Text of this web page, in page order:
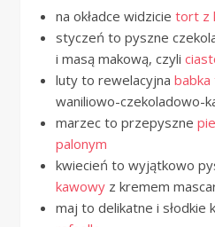
na okładce widzicie tort z
styczeń to pyszne
i masą makową, czyli
luty to rewelacyjna
waniliowo-czekoladowo-
marzec to przepyszne
palonym
kwiecień to wyjątkowo
kawowy z kremem
maj to delikatne i słodkie